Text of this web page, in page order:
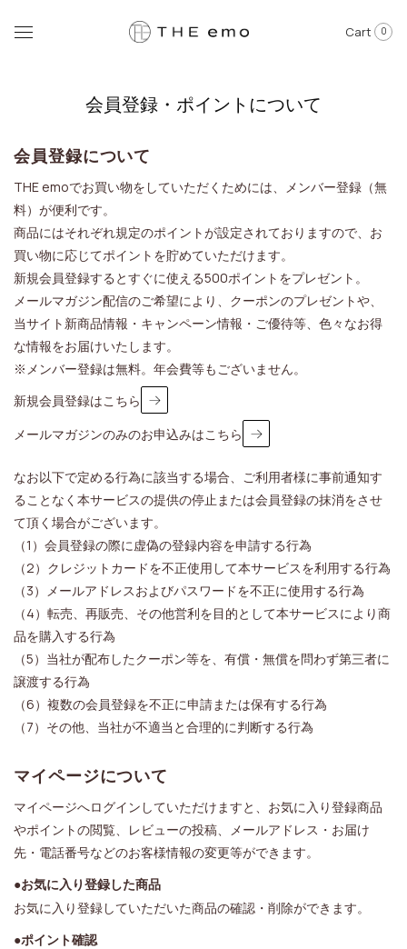
Cart 0
会員登録・ポイントについて
会員登録について
THE emoでお買い物をしていただくためには、メンバー登録（無
料）が便利です。
商品にはそれぞれ規定のポイントが設定されておりますので、お
買い物に応じてポイントを貯めていただけます。
新規会員登録するとすぐに使える500ポイントをプレゼント。
メールマガジン配信のご希望により、クーポンのプレゼントや、
当サイト新商品情報・キャンペーン情報・ご優待等、色々なお得
な情報をお届けいたします。
※メンバー登録は無料。年会費等もございません。
新規会員登録はこちら
メールマガジンのみのお申込みはこちら
なお以下で定める行為に該当する場合、ご利用者様に事前通知す
ることなく本サービスの提供の停止または会員登録の抹消をさせ
て頂く場合がございます。
（1）会員登録の際に虚偽の登録内容を申請する行為
（2）クレジットカードを不正使用して本サービスを利用する行為
（3）メールアドレスおよびパスワードを不正に使用する行為
（4）転売、再販売、その他営利を目的として本サービスにより商
品を購入する行為
（5）当社が配布したクーポン等を、有償・無償を問わず第三者に
譲渡する行為
（6）複数の会員登録を不正に申請または保有する行為
（7）その他、当社が不適当と合理的に判断する行為
マイページについて
マイページへログインしていただけますと、お気に入り登録商品
やポイントの閲覧、レビューの投稿、メールアドレス・お届け
先・電話番号などのお客様情報の変更等ができます。
●お気に入り登録した商品
お気に入り登録していただいた商品の確認・削除ができます。
●ポイント確認